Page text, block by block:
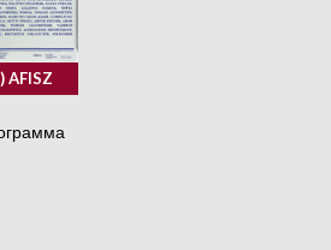
AFISZ